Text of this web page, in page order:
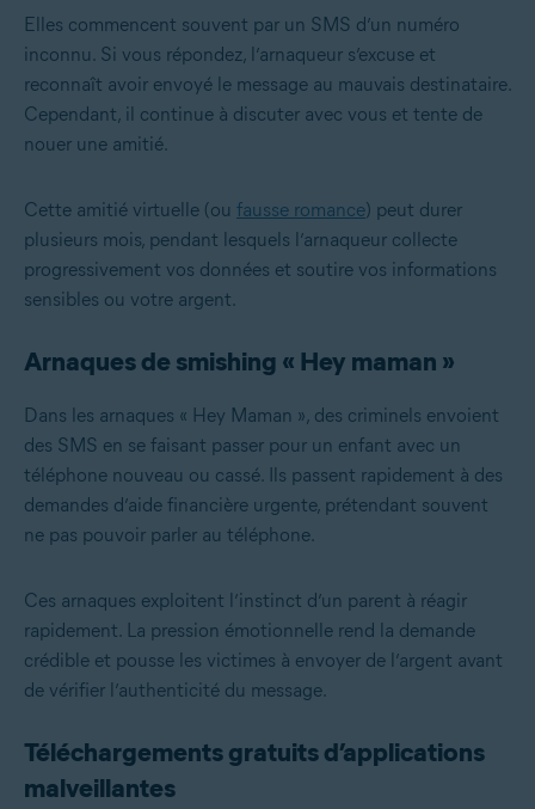
Elles commencent souvent par un SMS d’un numéro
inconnu. Si vous répondez, l’arnaqueur s’excuse et
reconnaît avoir envoyé le message au mauvais destinataire.
Cependant, il continue à discuter avec vous et tente de
nouer une amitié.
Cette amitié virtuelle (ou fausse romance) peut durer
plusieurs mois, pendant lesquels l’arnaqueur collecte
progressivement vos données et soutire vos informations
sensibles ou votre argent.
Arnaques de smishing « Hey maman »
Dans les arnaques « Hey Maman », des criminels envoient
des SMS en se faisant passer pour un enfant avec un
téléphone nouveau ou cassé. Ils passent rapidement à des
demandes d’aide financière urgente, prétendant souvent
ne pas pouvoir parler au téléphone.
Ces arnaques exploitent l’instinct d’un parent à réagir
rapidement. La pression émotionnelle rend la demande
crédible et pousse les victimes à envoyer de l’argent avant
de vérifier l’authenticité du message.
Téléchargements gratuits d’applications
malveillantes